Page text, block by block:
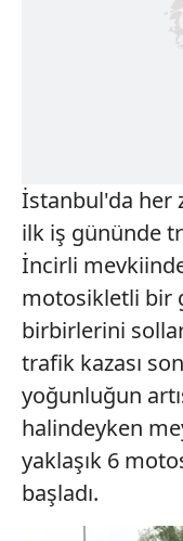
İstanbul'da her
ilk iş gününde
İncirli
motosikletli bir
birbirlerini
trafik kazası
yoğunluğun
halindeyken
yaklaşık 6
başladı.